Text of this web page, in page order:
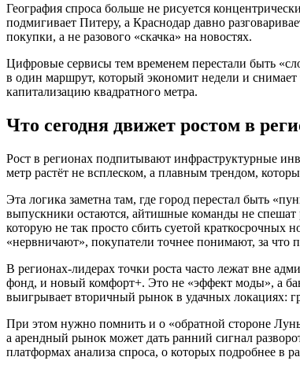
География спроса больше не рисуется
подмигивает Питеру, а Краснодар давно
покупки, а не разового «скачка» на новостях.
Цифровые сервисы тем временем перестали быть
в один маршрут, который экономит недели и снимает
капитализацию квадратного метра.
Что сегодня движет ростом в
Рост в регионах подпитывают инфраструктурные
метр растёт не всплеском, а плавным трендом,
Эта логика заметна там, где город перестал быть
выпускники остаются, айтишные команды не спешат
которую не так просто сбить суетой
«нервничают», покупатели точнее понимают, за что
В регионах-лидерах точки роста часто лежат вне
фонд, и новый комфорт+. Это не «эффект моды», а
выигрывает вторичный рынок в удачных локациях:
При этом нужно помнить и о «обратной стороне
а арендный рынок может дать ранний сигнал
платформах анализа спроса, о которых подробнее в